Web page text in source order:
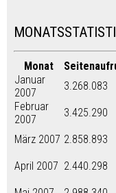
Monat
Januar
2007
3.268.083
Februar
2007
3.425.290
März 2007 2.858.893
April 2007 2.440.298